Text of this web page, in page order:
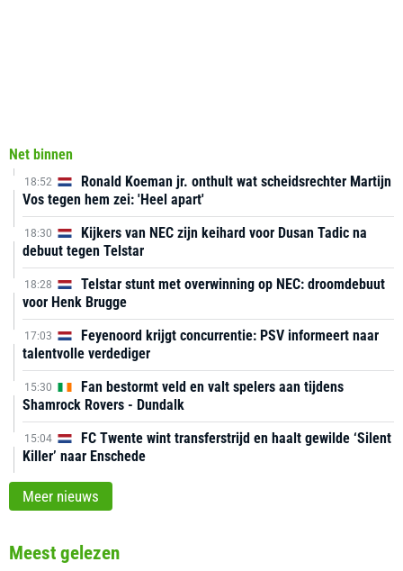
Net binnen
18:52
Ronald Koeman jr. onthult wat scheidsrechter Martijn
Vos tegen hem zei: 'Heel apart'
18:30
Kijkers van NEC zijn keihard voor Dusan Tadic na
debuut tegen Telstar
18:28
Telstar stunt met overwinning op NEC: droomdebuut
voor Henk Brugge
17:03
Feyenoord krijgt concurrentie: PSV informeert naar
talentvolle verdediger
15:30
Fan bestormt veld en valt spelers aan tijdens
Shamrock Rovers - Dundalk
15:04
FC Twente wint transferstrijd en haalt gewilde ‘Silent
Killer’ naar Enschede
Meer nieuws
Meest gelezen